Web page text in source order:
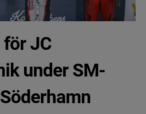
JC
under SM-